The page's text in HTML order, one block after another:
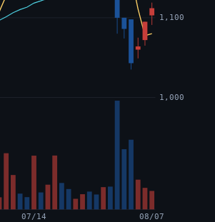
1,000
1,100
07/14 08/07